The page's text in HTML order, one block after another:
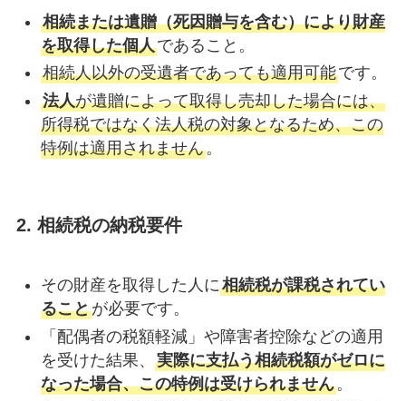
相続または遺贈（死因贈与を含む）により財産
を取得した個人であること。
相続人以外の受遺者であっても適用可能です。
法人が遺贈によって取得し売却した場合には、
所得税ではなく法人税の対象となるため、この
特例は適用されません。
2. 相続税の納税要件
その財産を取得した人に相続税が課税されてい
ることが必要です。
「配偶者の税額軽減」や障害者控除などの適用
を受けた結果、 実際に支払う相続税額がゼロに
なった場合、この特例は受けられません。